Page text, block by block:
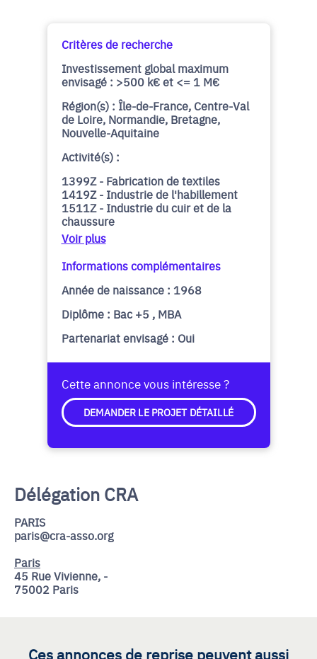
Critères de recherche
Investissement global maximum
envisagé : >500 k€ et <= 1 M€
Région(s) : Île-de-France, Centre-Val
de Loire, Normandie, Bretagne,
Nouvelle-Aquitaine
Activité(s) :
1399Z - Fabrication de textiles
1419Z - Industrie de l'habillement
1511Z - Industrie du cuir et de la
chaussure
Voir plus
Informations complémentaires
Année de naissance : 1968
Diplôme : Bac +5 , MBA
Partenariat envisagé : Oui
Cette annonce vous intéresse ?
DEMANDER LE PROJET DÉTAILLÉ
Délégation CRA
PARIS
paris@cra-asso.org
Paris
45 Rue Vivienne, -
75002 Paris
Ces annonces de reprise peuvent aussi